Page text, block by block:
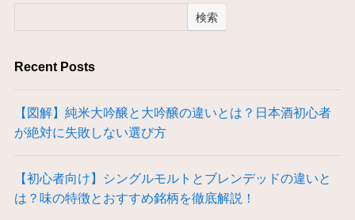
検索
Recent Posts
【図解】純米大吟醸と大吟醸の違いとは？日本酒初心者
が絶対に失敗しない選び方
【初心者向け】シングルモルトとブレンデッドの違いと
は？味の特徴とおすすめ銘柄を徹底解説！